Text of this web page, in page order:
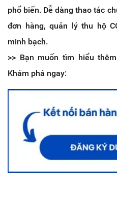
phổ biến. Dễ dàng thao tác
đơn hàng, quản lý thu hộ
minh bạch.
>> Bạn muốn tìm hiểu
Khám phá ngay: